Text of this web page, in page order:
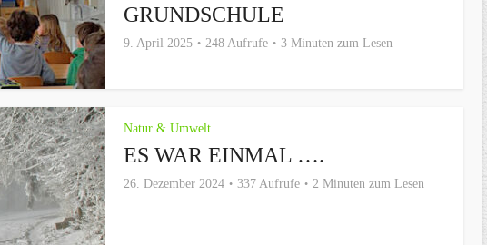
GRUNDSCHULE
9. April 2025 248 Aufrufe 3 Minuten zum Lesen
Natur & Umwelt
ES WAR EINMAL ….
26. Dezember 2024 337 Aufrufe 2 Minuten zum Lesen